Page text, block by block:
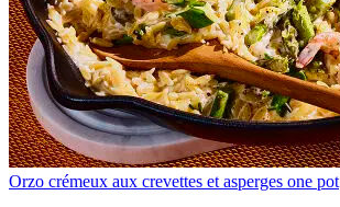
Orzo crémeux aux crevettes et asperges one pot